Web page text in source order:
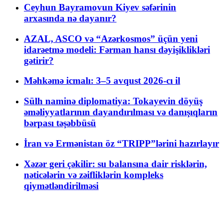
Ceyhun Bayramovun Kiyev səfərinin
arxasında nə dayanır?
AZAL, ASCO və “Azərkosmos” üçün yeni
idarəetmə modeli: Fərman hansı dəyişiklikləri
gətirir?
Məhkəmə icmalı: 3–5 avqust 2026-cı il
Sülh naminə diplomatiya: Tokayevin döyüş
əməliyyatlarının dayandırılması və danışıqların
bərpası təşəbbüsü
İran və Ermənistan öz “TRIPP”lərini hazırlayır
Xəzər geri çəkilir: su balansına dair risklərin,
nəticələrin və zəifliklərin kompleks
qiymətləndirilməsi